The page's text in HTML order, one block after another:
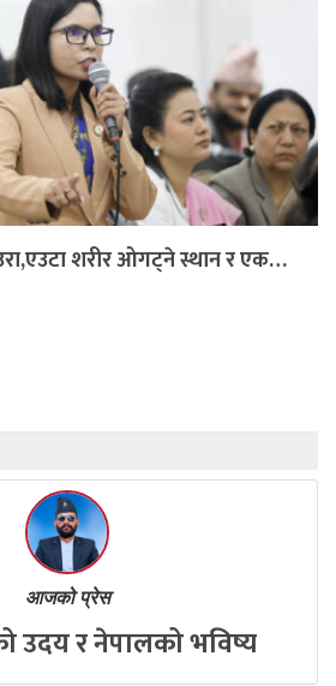
शरीर ओगट्ने स्थान र एक…
आजको प्रेस
उदय र नेपालको भविष्य